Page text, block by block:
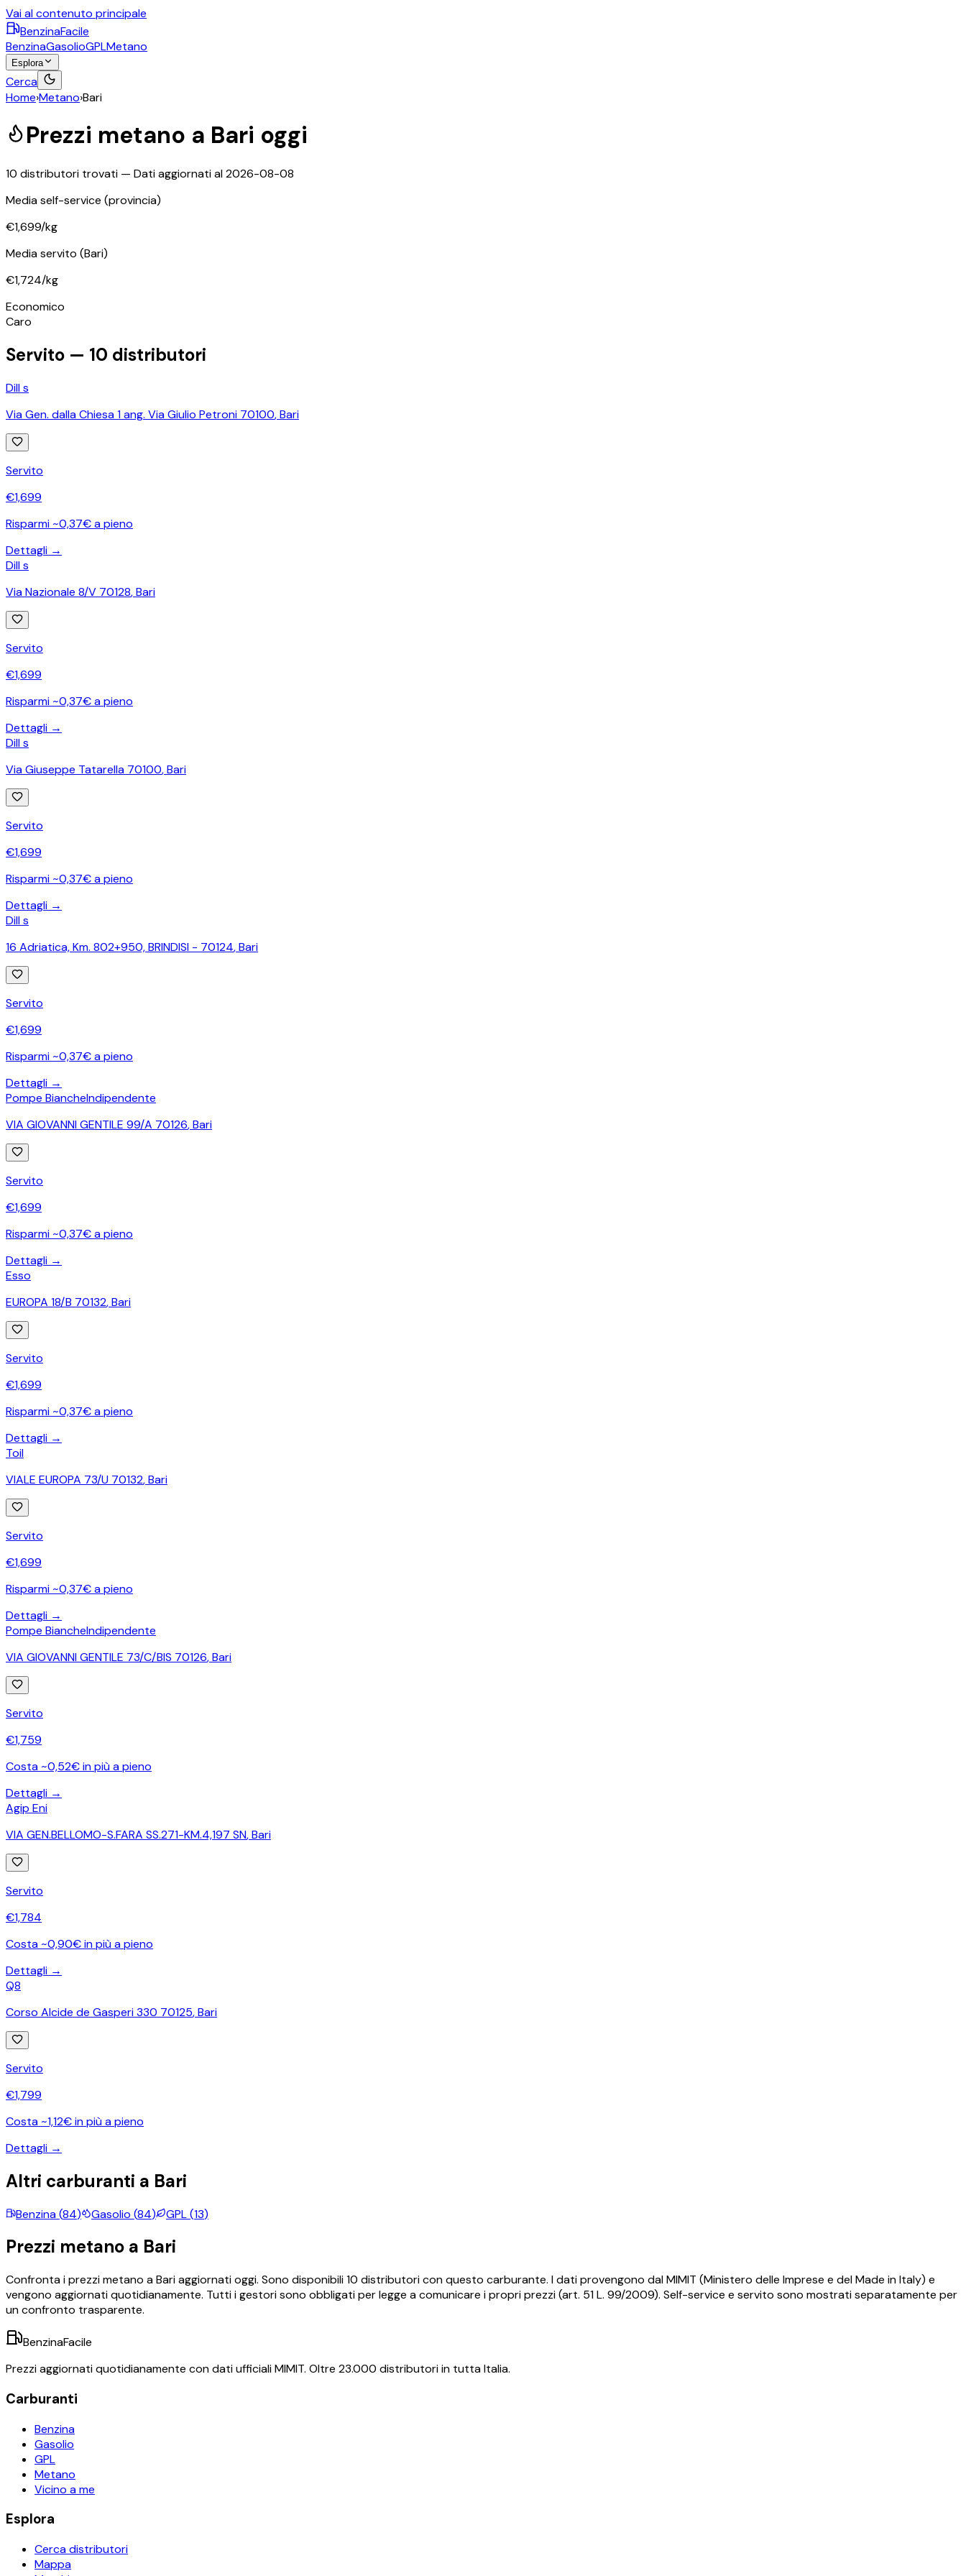
Vai al contenuto principale
BenzinaFacile
BenzinaGasolioGPLMetano
Esplora
Cerca
Home›Metano›Bari
Prezzi metano a Bari oggi
10 distributori trovati — Dati aggiornati al2026-08-08
Media self-service (provincia)
€1,699/kg
Media servito (Bari)
€1,724/kg
Economico
Caro
Servito — 10 distributori
Dill s
Via Gen. dalla Chiesa 1 ang. Via Giulio Petroni 70100,Bari
Servito
€1,699
Risparmi ~0,37€ a pieno
Dettagli →
Dill s
Via Nazionale 8/V 70128,Bari
Servito
€1,699
Risparmi ~0,37€ a pieno
Dettagli →
Dill s
Via Giuseppe Tatarella 70100,Bari
Servito
€1,699
Risparmi ~0,37€ a pieno
Dettagli →
Dill s
16 Adriatica, Km. 802+950, BRINDISI - 70124,Bari
Servito
€1,699
Risparmi ~0,37€ a pieno
Dettagli →
Pompe BiancheIndipendente
VIA GIOVANNI GENTILE 99/A 70126,Bari
Servito
€1,699
Risparmi ~0,37€ a pieno
Dettagli →
Esso
EUROPA 18/B 70132,Bari
Servito
€1,699
Risparmi ~0,37€ a pieno
Dettagli →
Toil
VIALE EUROPA 73/U 70132,Bari
Servito
€1,699
Risparmi ~0,37€ a pieno
Dettagli →
Pompe BiancheIndipendente
VIA GIOVANNI GENTILE 73/C/BIS 70126,Bari
Servito
€1,759
Costa ~0,52€ in più a pieno
Dettagli →
Agip Eni
VIA GEN.BELLOMO-S.FARA SS.271-KM.4,197 SN,Bari
Servito
€1,784
Costa ~0,90€ in più a pieno
Dettagli →
Q8
Corso Alcide de Gasperi 330 70125,Bari
Servito
€1,799
Costa ~1,12€ in più a pieno
Dettagli →
Altri carburanti a Bari
Benzina(84) Gasolio (84) GPL(13)
Prezzi metano a Bari
Confronta i prezzimetano aBariaggiornati oggi. Sono disponibili10 distributori con questo carburante. I dati provengono dal MIMIT (Ministero delle Imprese e del Made in Italy) e
vengono aggiornati quotidianamente. Tutti i gestori sono obbligati per legge a comunicare i propri prezzi (art. 51 L. 99/2009). Self-service e servito sono mostrati separatamente per
un confronto trasparente.
BenzinaFacile
Prezzi aggiornati quotidianamente con dati ufficiali MIMIT. Oltre 23.000 distributori in tutta Italia.
Carburanti
Benzina
Gasolio
GPL
Metano
Vicino a me
Esplora
Cerca distributori
Mappa